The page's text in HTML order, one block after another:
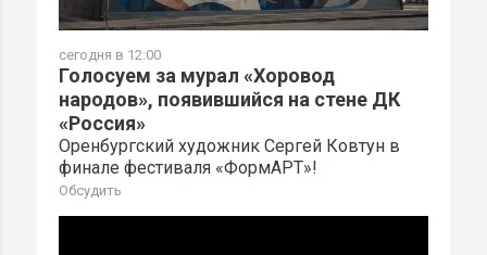
сегодня в 12:00
Голосуем за мурал «Хоровод
народов», появившийся на стене ДК
«Россия»
Оренбургский художник Сергей Ковтун в
финале фестиваля «ФормАРТ»!
Обсудить